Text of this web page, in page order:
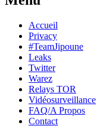
Skip
content
Accueil
Privacy
#TeamJipoune
Leaks
Twitter
Warez
Relays TOR
Vidéosurveillance
FAQ/A Propos
Contact